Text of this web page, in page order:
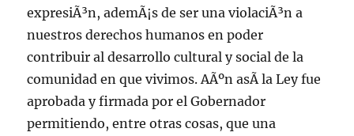
expresiÃ³n, ademÃ¡s de ser una violaciÃ³n a
nuestros derechos humanos en poder
contribuir al desarrollo cultural y social de la
comunidad en que vivimos. AÃºn asÃ­ la Ley fue
aprobada y firmada por el Gobernador
permitiendo, entre otras cosas, que una